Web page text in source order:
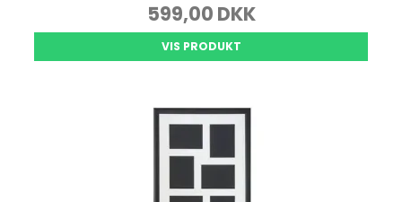
599,00 DKK
VIS PRODUKT